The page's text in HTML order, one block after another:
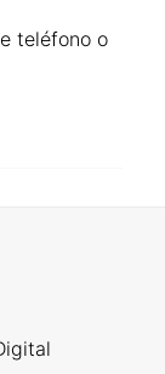
teléfono o